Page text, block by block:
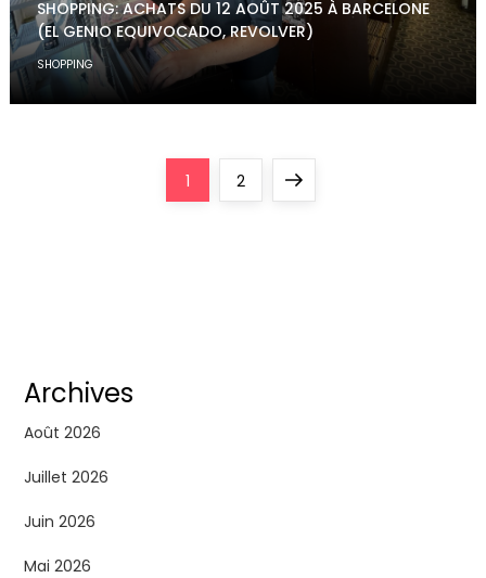
SHOPPING: ACHATS DU 12 AOÛT 2025 À BARCELONE
(EL GENIO EQUIVOCADO, REVOLVER)
SHOPPING
n
a
t
i
Page
1 Page
2
Next
Archives
Août 2026
Juillet 2026
Juin 2026
Mai 2026